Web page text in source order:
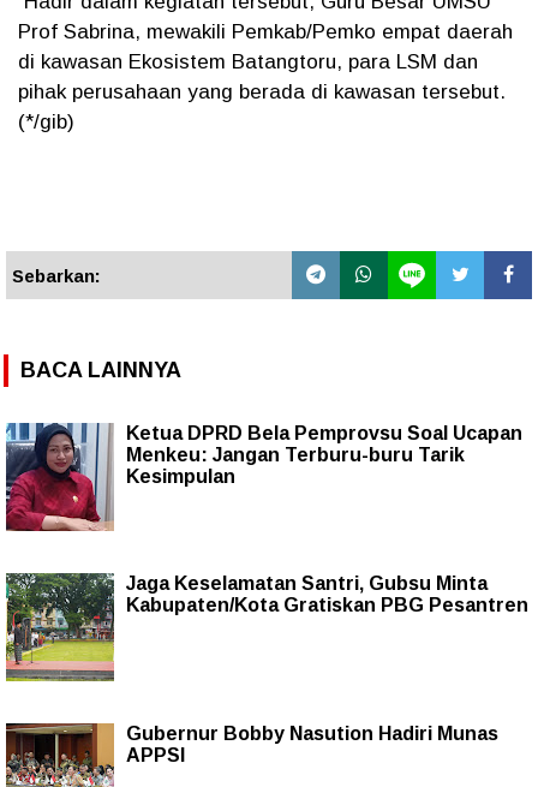
Prof Sabrina, mewakili Pemkab/Pemko empat daerah
di kawasan Ekosistem Batangtoru, para LSM dan
pihak perusahaan yang berada di kawasan tersebut.
(*/gib)
Sebarkan:
BACA LAINNYA
Ketua DPRD Bela Pemprovsu Soal Ucapan
Menkeu: Jangan Terburu-buru Tarik
Kesimpulan
Jaga Keselamatan Santri, Gubsu Minta
Kabupaten/Kota Gratiskan PBG Pesantren
Gubernur Bobby Nasution Hadiri Munas
APPSI